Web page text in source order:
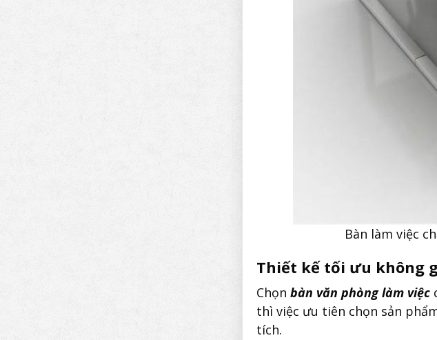
Bàn làm việc
Thiết kế tối ưu không
Chọn bàn văn phòng làm việc
thì việc ưu tiên chọn sản
tích.